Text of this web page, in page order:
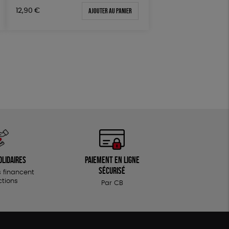
12,90 € Ajouter au panier
financent
Paiement en ligne
sécurisé
Par CB